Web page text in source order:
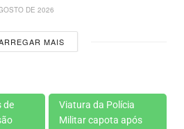
DE 2026
MAIS
de
Viatura da Polícia
Militar capota após